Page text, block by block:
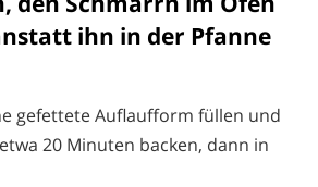
ihn in der Pfanne
gefettete Auflaufform füllen und
20 Minuten backen, dann in